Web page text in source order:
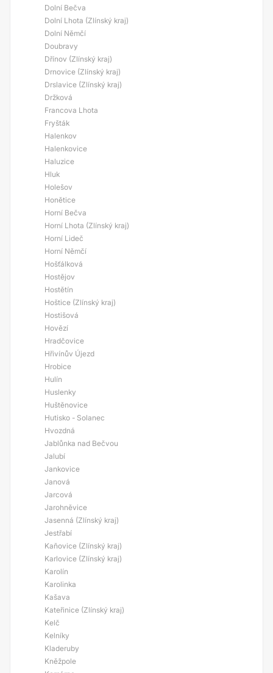
Dolní Bečva
Dolní Lhota (Zlínský kraj)
Dolní Němčí
Doubravy
Dřínov (Zlínský kraj)
Drnovice (Zlínský kraj)
Drslavice (Zlínský kraj)
Držková
Francova Lhota
Fryšták
Halenkov
Halenkovice
Haluzice
Hluk
Holešov
Honětice
Horní Bečva
Horní Lhota (Zlínský kraj)
Horní Lideč
Horní Němčí
Hošťálková
Hostějov
Hostětín
Hoštice (Zlínský kraj)
Hostišová
Hovězí
Hradčovice
Hřivínův Újezd
Hrobice
Hulín
Huslenky
Huštěnovice
Hutisko - Solanec
Hvozdná
Jablůnka nad Bečvou
Jalubí
Jankovice
Janová
Jarcová
Jarohněvice
Jasenná (Zlínský kraj)
Jestřabí
Kaňovice (Zlínský kraj)
Karlovice (Zlínský kraj)
Karolín
Karolinka
Kašava
Kateřinice (Zlínský kraj)
Kelč
Kelníky
Kladeruby
Kněžpole